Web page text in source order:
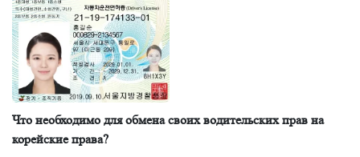
Что необходимо для обмена своих водительских прав на
корейские права?